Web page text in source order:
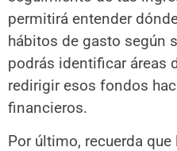
permitirá entender
hábitos de gasto según
podrás identificar áreas
redirigir esos fondos
financieros.
Por último, recuerda